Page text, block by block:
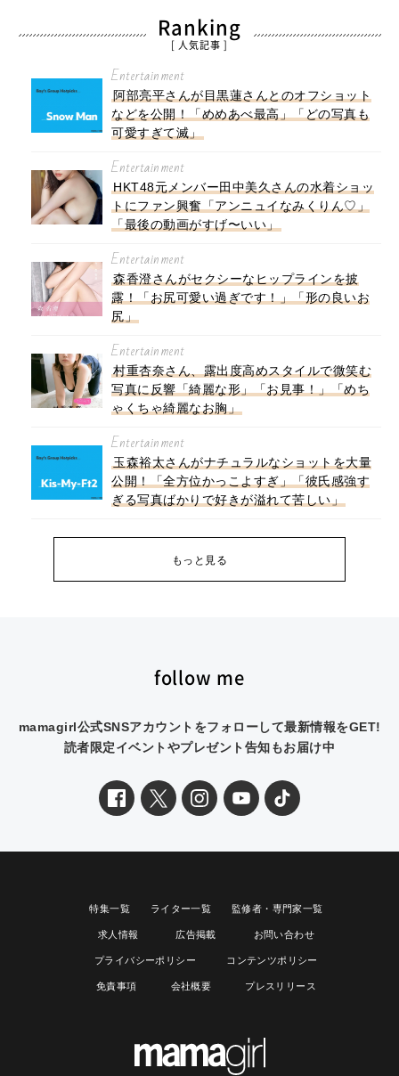
Ranking
[ 人気記事 ]
Entertainment
阿部亮平さんが目黒蓮さんとのオフショット
などを公開！「めめあべ最高」「どの写真も
可愛すぎて滅」
Entertainment
HKT48元メンバー田中美久さんの水着ショッ
トにファン興奮「アンニュイなみくりん♡」
「最後の動画がすげ〜いい」
Entertainment
森香澄さんがセクシーなヒップラインを披
露！「お尻可愛い過ぎです！」「形の良いお
尻」
Entertainment
村重杏奈さん、露出度高めスタイルで微笑む
写真に反響「綺麗な形」「お見事！」「めち
ゃくちゃ綺麗なお胸」
Entertainment
玉森裕太さんがナチュラルなショットを大量
公開！「全方位かっこよすぎ」「彼氏感強す
ぎる写真ばかりで好きが溢れて苦しい」
もっと見る
follow me
mamagirl公式SNSアカウントをフォローして最新情報をGET!
読者限定イベントやプレゼント告知もお届け中
特集一覧 ライター一覧 監修者・専門家一覧
求人情報 広告掲載 お問い合わせ
プライバシーポリシー コンテンツポリシー
免責事項 会社概要 プレスリリース